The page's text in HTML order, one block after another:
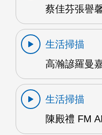
蔡佳芬張譽
生活掃描
高瀚諺羅曼
生活掃描
陳殿禮 FM